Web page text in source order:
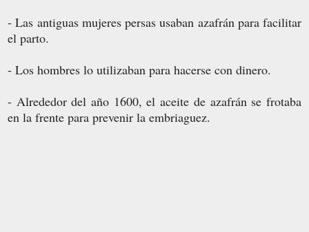
- Las antiguas mujeres persas usaban azafrán para facilitar
el parto.
- Los hombres lo utilizaban para hacerse con dinero.
- Alrededor del año 1600, el aceite de azafrán se frotaba
en la frente para prevenir la embriaguez.